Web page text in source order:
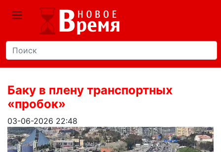
Баку в плену транспортных
«пробок»
03-06-2026 22:48